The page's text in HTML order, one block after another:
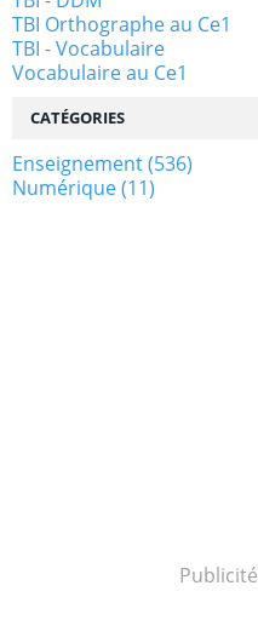
TBI Orthographe au Ce1
TBI - Vocabulaire
Vocabulaire au Ce1
CATÉGORIES
Enseignement(536)
Numérique(11)
Publicité